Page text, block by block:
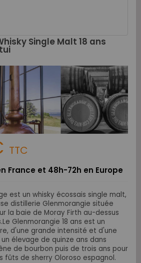
Single Malt 18 ans
TTC
France et 48h-72h en Europe
est un whisky écossais single malt,
distillerie Glenmorangie située
la baie de Moray Firth au-dessus
Glenmorangie 18 ans est un
d'une grande intensité et d'une
élevage de quinze ans dans
de bourbon puis de trois ans pour
fûts de sherry Oloroso espagnol.